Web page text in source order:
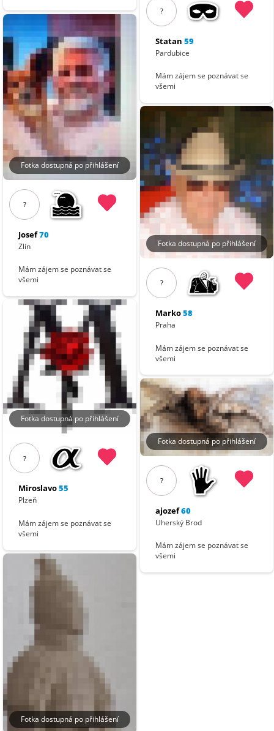
Fotka dostupná po přihlášení
?
Josef70
Zlín
Mám zájem se poznávat se
všemi
Fotka dostupná po přihlášení
?
Miroslavo55
Plzeň
Mám zájem se poznávat se
všemi
Fotka dostupná po přihlášení
?
Statan 59
Pardubice
Mám zájem se poznávat se
všemi
Fotka dostupná po přihlášení
?
Marko58
Praha
Mám zájem se poznávat se
všemi
Fotka dostupná po přihlášení
?
ajozef60
Uherský Brod
Mám zájem se poznávat se
všemi